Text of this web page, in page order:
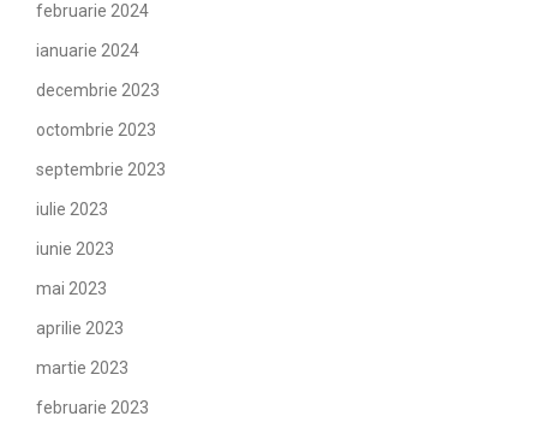
februarie 2024
ianuarie 2024
decembrie 2023
octombrie 2023
septembrie 2023
iulie 2023
iunie 2023
mai 2023
aprilie 2023
martie 2023
februarie 2023